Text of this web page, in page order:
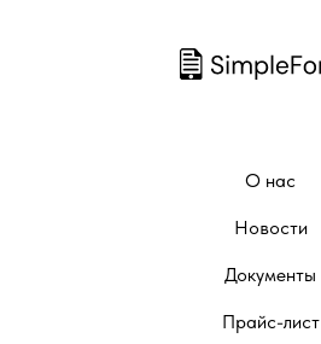
О нас
Новости
Документы
Прайс-лист